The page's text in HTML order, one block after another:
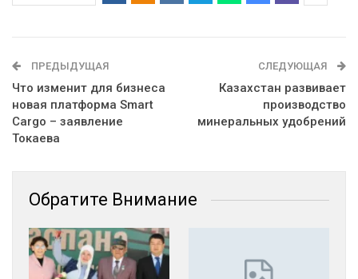
ПРЕДЫДУЩАЯ
Что изменит для бизнеса
новая платформа Smart
Cargo – заявление
Токаева
СЛЕДУЮЩАЯ
Казахстан развивает
производство
минеральных удобрений
Обратите Внимание